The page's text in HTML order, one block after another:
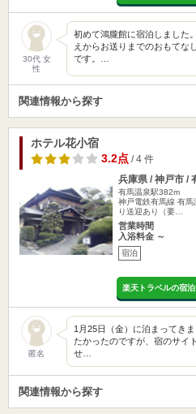
30代 女
性
初めて鴻朧館に宿泊しました
えからお送りまでのおもてな
です。…
関連情報から探す
ホテル花小宿
3.2点/ 4 件
兵庫県 / 神戸市 /
有馬温泉駅382m
神戸電鉄有馬線 有
り送迎あり（要…
営業時間
入浴料金 ～
宿泊
楽天トラベルの宿
匿名
1月25日（金）に泊まってき
たかったのですが、宿のサイ
せ…
関連情報から探す